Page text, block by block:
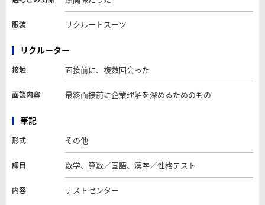
服装 リクルートスーツ
リクルーター
接触 面接前に、複数回会った
面談内容 最終面接前に企業理解を深めるためのもの
筆記
形式 その他
課目 数学、算数／国語、漢字／性格テスト
内容 テストセンター